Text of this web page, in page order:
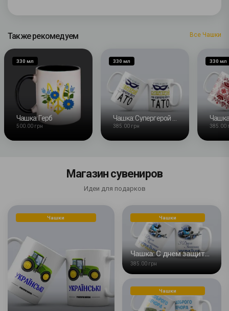
Также рекомедуем Все Чашки
330 мл
Чашка: Герб
500.00 грн
330 мл
385.00 грн
330 мл
385.00
Магазин сувениров
Идеи для подарков
Чашки Чашки
Чашка: С днем защитника Украины
385.00 грн
Чашки